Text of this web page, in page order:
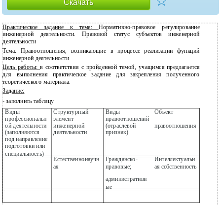
Скачать
Практическое задание к теме: Нормативно-правовое регулирование
инженерной деятельности. Правовой статус субъектов инженерной
деятельности
Тема: Правоотношения, возникающие в процессе реализации функций
инженерной деятельности
Цель работы:в соответствии с пройденной темой, учащимся предлагается
для выполнения практическое задание для закрепления полученного
теоретического материала.
Задание:
- заполнить таблицу
Виды
Структурный Виды
Объект
профессиональн
элемент правоотношений
правоотношения
ой деятельности инженерной
(отраслевой
(заполняются
деятельности
признак)
под направление
подготовки или
специальность)
Естественнонаучн
Гражданско- Интеллектуальн
ая правовые; ая собственность
административн
ые